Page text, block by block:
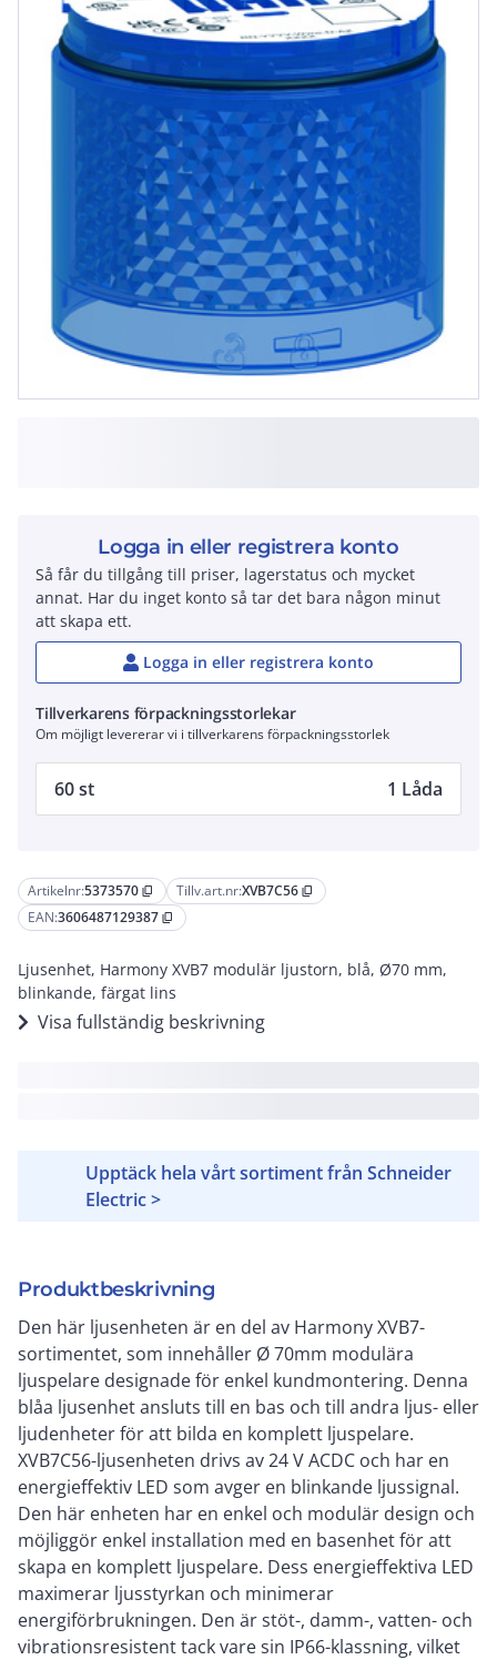
Artikelnr:5373570 content_copy Tillv.art.nr:XVB7C56 content_copy
EAN:3606487129387 content_copy
Ljusenhet, Harmony XVB7 modulär ljustorn, blå, Ø70 mm,
blinkande, färgat lins
Visa fullständig beskrivning
Upptäck hela vårt sortiment från Schneider
Electric >
Produktbeskrivning
Den här ljusenheten är en del av Harmony XVB7-
sortimentet, som innehåller Ø 70mm modulära
ljuspelare designade för enkel kundmontering. Denna
blåa ljusenhet ansluts till en bas och till andra ljus- eller
ljudenheter för att bilda en komplett ljuspelare.
XVB7C56-ljusenheten drivs av 24 V ACDC och har en
energieffektiv LED som avger en blinkande ljussignal.
Den här enheten har en enkel och modulär design och
möjliggör enkel installation med en basenhet för att
skapa en komplett ljuspelare. Dess energieffektiva LED
maximerar ljusstyrkan och minimerar
energiförbrukningen. Den är stöt-, damm-, vatten- och
vibrationsresistent tack vare sin IP66-klassning, vilket
Logga in eller registrera konto
Så får du tillgång till priser, lagerstatus och mycket
annat. Har du inget konto så tar det bara någon minut
att skapa ett.
Logga in eller registrera konto
Tillverkarens förpackningsstorlekar
Om möjligt levererar vi i tillverkarens förpackningsstorlek
60 st 1 Låda